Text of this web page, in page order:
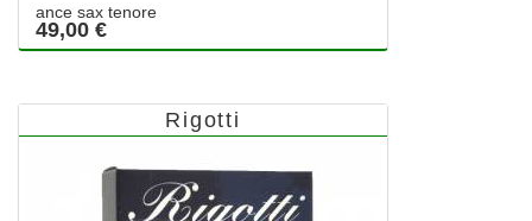
ance sax tenore
49,00 €
Rigotti